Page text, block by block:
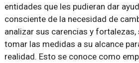
entidades que les pudieran dar
consciente de la necesidad de
analizar sus carencias y fortalezas,
tomar las medidas a su alcance
realidad. Esto se conoce como